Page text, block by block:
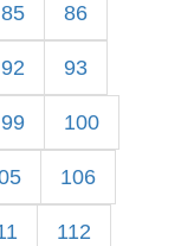
85 86
92 93
99 100
106
112